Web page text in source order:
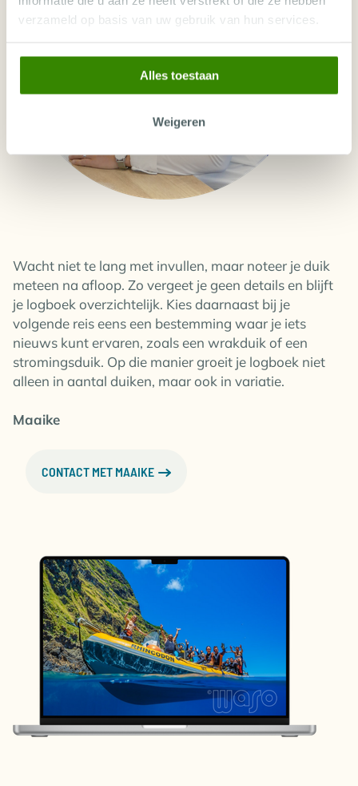
verzameld op basis van uw gebruik van hun services.
Alles toestaan
Weigeren
Wacht niet te lang met invullen, maar noteer je duik
meteen na afloop. Zo vergeet je geen details en blijft
je logboek overzichtelijk. Kies daarnaast bij je
volgende reis eens een bestemming waar je iets
nieuws kunt ervaren, zoals een wrakduik of een
stromingsduik. Op die manier groeit je logboek niet
alleen in aantal duiken, maar ook in variatie.
Maaike
CONTACT MET MAAIKE